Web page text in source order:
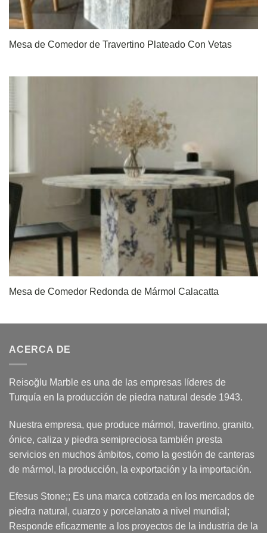
Mesa de Comedor de Travertino Plateado Con Vetas
Mesa de Comedor Redonda de Mármol Calacatta
ACERCA DE
Reisoğlu Marble es una de las empresas líderes de
Turquía en la producción de piedra natural desde 1943.
Nuestra empresa, que produce mármol, travertino, granito,
ónice, caliza y piedra semipreciosa también presta
servicios en muchos ámbitos, como la gestión de canteras
de mármol, la producción, la exportación y la importación.
Efesus Stone;; Es una marca cotizada en los mercados de
piedra natural, cuarzo y porcelanato a nivel mundial;
Responde eficazmente a los proyectos de la industria de la